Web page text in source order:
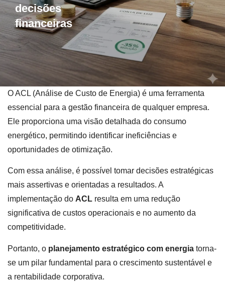
decisões
financeiras
O ACL (Análise de Custo de Energia) é uma ferramenta
essencial para a gestão financeira de qualquer empresa.
Ele proporciona uma visão detalhada do consumo
energético, permitindo identificar ineficiências e
oportunidades de otimização.
Com essa análise, é possível tomar decisões estratégicas
mais assertivas e orientadas a resultados. A
implementação do ACL resulta em uma redução
significativa de custos operacionais e no aumento da
competitividade.
Portanto, o planejamento estratégico com energia torna-
se um pilar fundamental para o crescimento sustentável e
a rentabilidade corporativa.